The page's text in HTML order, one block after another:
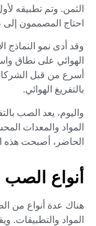
الثمن. وتم تطبيقه
احتاج المصممون
وقد أدى نمو النماذج
الهوائي على نطاق
أسرع من قبل
بالتفريغ الهوائي.
واليوم، يعد الصب
المواد والمعدات
الحاضر، أصبحت هذه
أنواع الصب
هناك عدة أنواع من
المواد والتطبيقات.